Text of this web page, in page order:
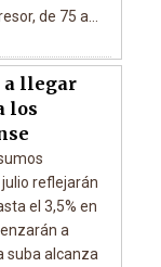
de 75 a...
a llegar
los
reflejarán
el 3,5% en
a
suba alcanza